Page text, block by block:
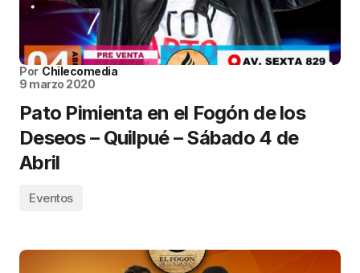
Por Chilecomedia
9 marzo 2020
Pato Pimienta en el Fogón de los
Deseos – Quilpué – Sábado 4 de
Abril
Eventos